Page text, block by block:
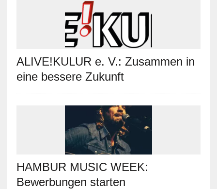
ALIVE!KULUR e. V.: Zusammen in
eine bessere Zukunft
HAMBUR MUSIC WEEK:
Bewerbungen starten